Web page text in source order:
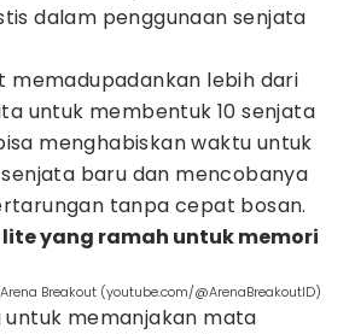
dalam penggunaan senjata
memadupadankan lebih dari
untuk membentuk 10 senjata
menghabiskan waktu untuk
baru dan mencobanya
tanpa cepat bosan.
lite yang ramah untuk memori
Breakout (youtube.com/@ArenaBreakoutID)
untuk memanjakan mata